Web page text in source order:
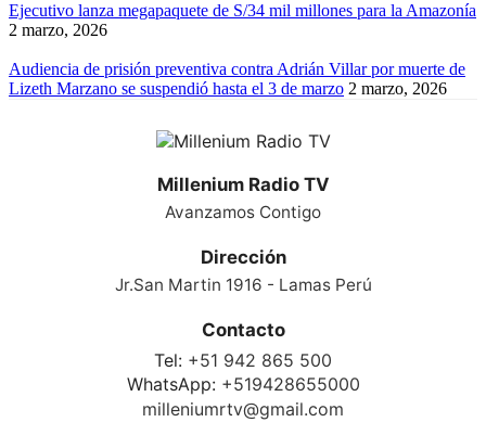
Ejecutivo lanza megapaquete de S/34 mil millones para la Amazonía
2 marzo, 2026
Audiencia de prisión preventiva contra Adrián Villar por muerte de
Lizeth Marzano se suspendió hasta el 3 de marzo 2 marzo, 2026
Millenium Radio TV
Avanzamos Contigo
Dirección
Jr.San Martin 1916 - Lamas Perú
Contacto
Tel: +51 942 865 500
WhatsApp: +519428655000
milleniumrtv@gmail.com